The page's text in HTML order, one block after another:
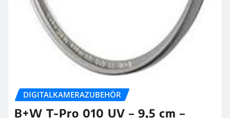
DIGITALKAMERAZUBEHÖR
B+W T-Pro 010 UV – 9,5 cm –